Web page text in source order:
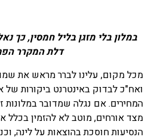
במלון בלי מזגן בליל חמסין, כך
דלת המקרר
מכל מקום, עלינו לברר מראש את
ואח"כ לבדוק באינטרנט ביקורות של
המחירים. אם נגלה שמדובר במלונות
מצד אורחים, מוטב לא להזמין בכלל
הנסיעות חוסכת בהוצאות על לינה,